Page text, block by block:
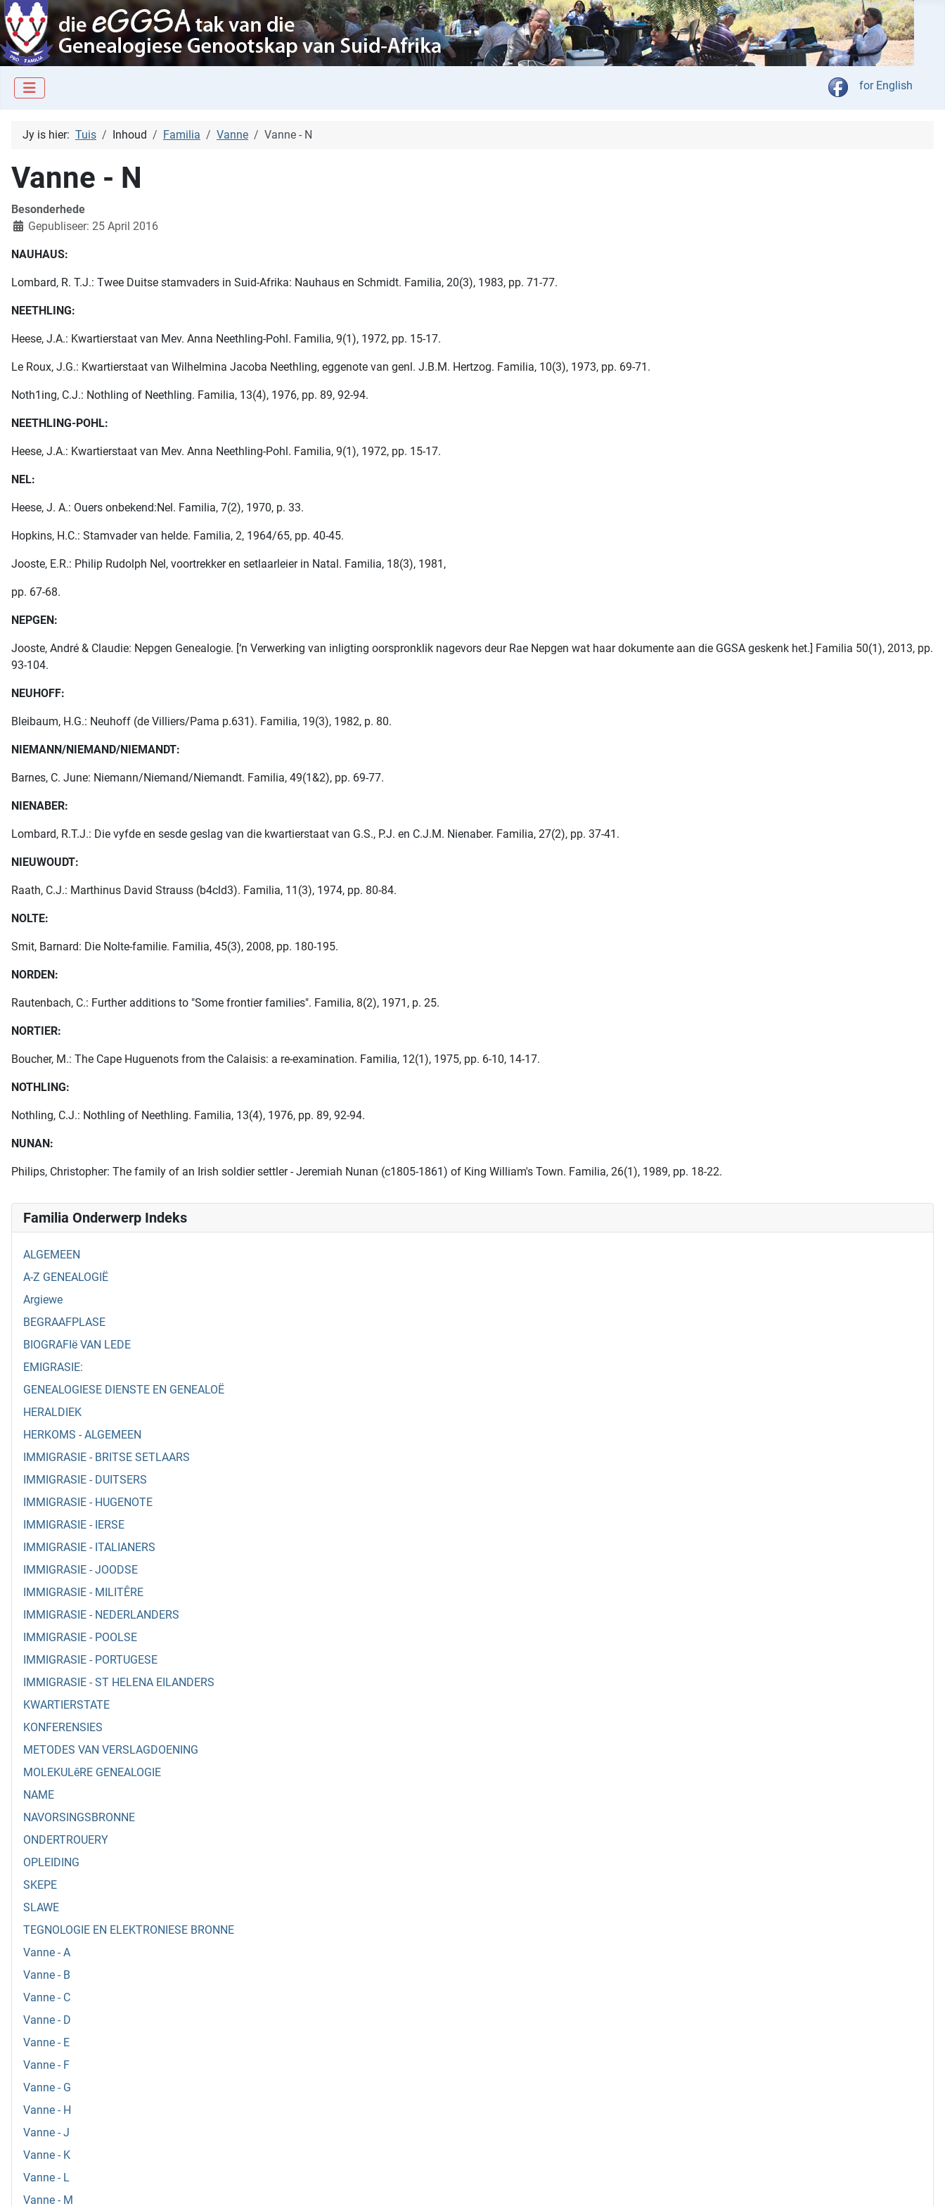
Kies jou taal
for English
Familia Onderwerp Indeks
ALGEMEEN
A-Z GENEALOGIË
Argiewe
BEGRAAFPLASE
BIOGRAFIë VAN LEDE
EMIGRASIE:
GENEALOGIESE DIENSTE EN GENEALOË
HERALDIEK
HERKOMS - ALGEMEEN
IMMIGRASIE - BRITSE SETLAARS
IMMIGRASIE - DUITSERS
IMMIGRASIE - HUGENOTE
IMMIGRASIE - IERSE
IMMIGRASIE - ITALIANERS
IMMIGRASIE - JOODSE
IMMIGRASIE - MILITÊRE
IMMIGRASIE - NEDERLANDERS
IMMIGRASIE - POOLSE
IMMIGRASIE - PORTUGESE
IMMIGRASIE - ST HELENA EILANDERS
KWARTIERSTATE
KONFERENSIES
METODES VAN VERSLAGDOENING
MOLEKULêRE GENEALOGIE
NAME
NAVORSINGSBRONNE
ONDERTROUERY
OPLEIDING
SKEPE
SLAWE
TEGNOLOGIE EN ELEKTRONIESE BRONNE
Vanne - A
Vanne - B
Vanne - C
Vanne - D
Vanne - E
Vanne - F
Vanne - G
Vanne - H
Vanne - J
Vanne - K
Vanne - L
Vanne - M
Jy is hier: Tuis Inhoud Familia Vanne Vanne - N
Vanne - N
Besonderhede
Gepubliseer: 25 April 2016
NAUHAUS:
Lombard, R. T.J.: Twee Duitse stamvaders in Suid-Afrika: Nauhaus en Schmidt. Familia, 20(3), 1983, pp. 71-77.
NEETHLING:
Heese, J.A.: Kwartierstaat van Mev. Anna Neethling-Pohl. Familia, 9(1), 1972, pp. 15-17.
Le Roux, J.G.: Kwartierstaat van Wilhelmina Jacoba Neethling, eggenote van genl. J.B.M. Hertzog. Familia, 10(3), 1973, pp. 69-71.
Noth1ing, C.J.: Nothling of Neethling. Familia, 13(4), 1976, pp. 89, 92-94.
NEETHLING-POHL:
Heese, J.A.: Kwartierstaat van Mev. Anna Neethling-Pohl. Familia, 9(1), 1972, pp. 15-17.
NEL:
Heese, J. A.: Ouers onbekend:Nel. Familia, 7(2), 1970, p. 33.
Hopkins, H.C.: Stamvader van helde. Familia, 2, 1964/65, pp. 40-45.
Jooste, E.R.: Philip Rudolph Nel, voortrekker en setlaarleier in Natal. Familia, 18(3), 1981,
pp. 67-68.
NEPGEN:
Jooste, André & Claudie: Nepgen Genealogie. [‘n Verwerking van inligting oorspronklik nagevors deur Rae Nepgen wat haar dokumente aan die GGSA geskenk het.] Familia 50(1), 2013, pp.
93-104.
NEUHOFF:
Bleibaum, H.G.: Neuhoff (de Villiers/Pama p.631). Familia, 19(3), 1982, p. 80.
NIEMANN/NIEMAND/NIEMANDT:
Barnes, C. June: Niemann/Niemand/Niemandt. Familia, 49(1&2), pp. 69-77.
NIENABER:
Lombard, R.T.J.: Die vyfde en sesde geslag van die kwartierstaat van G.S., P.J. en C.J.M. Nienaber. Familia, 27(2), pp. 37-41.
NIEUWOUDT:
Raath, C.J.: Marthinus David Strauss (b4cld3). Familia, 11(3), 1974, pp. 80-84.
NOLTE:
Smit, Barnard: Die Nolte-familie. Familia, 45(3), 2008, pp. 180-195.
NORDEN:
Rautenbach, C.: Further additions to "Some frontier families". Familia, 8(2), 1971, p. 25.
NORTIER:
Boucher, M.: The Cape Huguenots from the Calaisis: a re-examination. Familia, 12(1), 1975, pp. 6-10, 14-17.
NOTHLING:
Nothling, C.J.: Nothling of Neethling. Familia, 13(4), 1976, pp. 89, 92-94.
NUNAN:
Philips, Christopher: The family of an Irish soldier settler - Jeremiah Nunan (c1805-1861) of King William's Town. Familia, 26(1), 1989, pp. 18-22.